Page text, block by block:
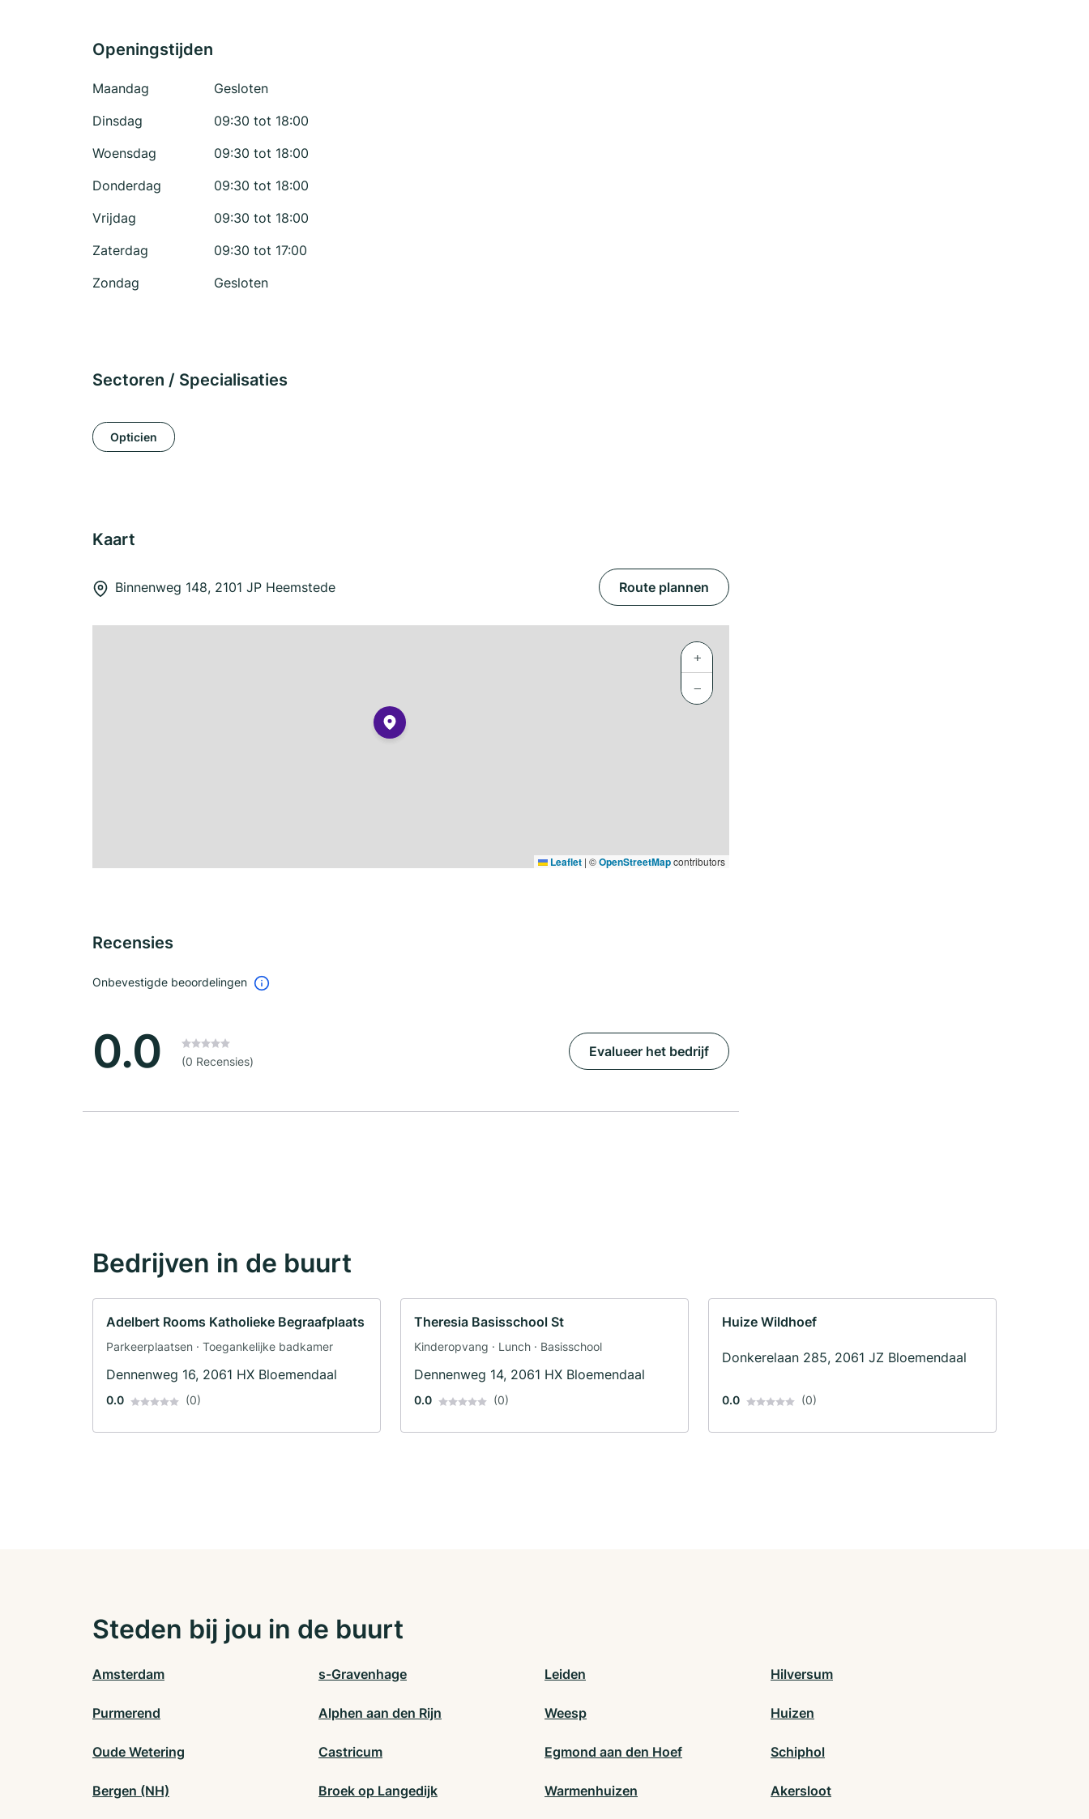
Openingstijden
Maandag
Gesloten
Dinsdag
09:30 tot 18:00
Woensdag
09:30 tot 18:00
Donderdag
09:30 tot 18:00
Vrijdag
09:30 tot 18:00
Zaterdag
09:30 tot 17:00
Zondag
Gesloten
Sectoren / Specialisaties
Opticien
Kaart
Binnenweg 148, 2101 JP Heemstede Route plannen
+
−
Leaflet | ©OpenStreetMapcontributors
Recensies
Onbevestigde beoordelingen
0.0 (0 Recensies)
Evalueer het bedrijf
Bedrijven in de buurt
Adelbert Rooms Katholieke Begraafplaats
Parkeerplaatsen · Toegankelijke badkamer
Dennenweg 16, 2061 HX Bloemendaal
0.0 (0)
Theresia Basisschool St
Kinderopvang · Lunch · Basisschool
Dennenweg 14, 2061 HX Bloemendaal
0.0 (0)
Huize Wildhoef
Donkerelaan 285, 2061 JZ Bloemendaal
0.0 (0)
Steden bij jou in de buurt
Amsterdam s-Gravenhage Leiden Hilversum
Purmerend Alphen aan den Rijn Weesp Huizen
Oude Wetering Castricum Egmond aan den Hoef Schiphol
Bergen (NH) Broek op Langedijk Warmenhuizen Akersloot